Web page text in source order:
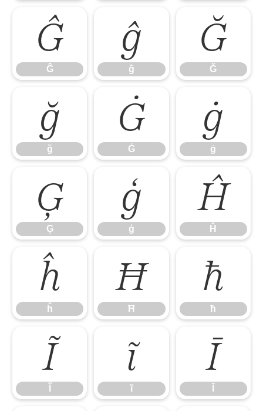
Ĝ
Ĝ
ĝ
ĝ
Ğ
Ğ
ğ
ğ
Ġ
Ġ
ġ
ġ
Ģ
Ģ
ģ
ģ
Ĥ
Ĥ
ĥ
ĥ
Ħ
Ħ
ħ
ħ
Ĩ ĩ
ĩ
Ī